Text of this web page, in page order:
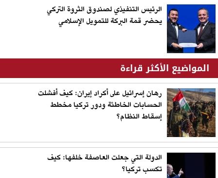
الرئيس التنفيذي لصندوق الثروة التركي
يحضر قمة البركة للتمويل الإسلامي
المواضيع الأكثر قراءة
رهان إسرائيل على أكراد إيران: كيف أفشلت
الحسابات الخاطئة ودور تركيا مخطط
إسقاط النظام؟
الدولة التي جعلت العاصفة خلفها: كيف
تكسب تركيا؟